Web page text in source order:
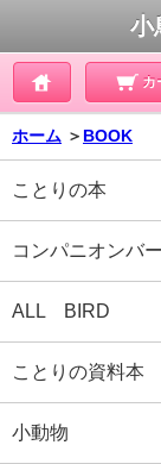
小
カ
ホーム ＞ BOOK
ことりの本
コンパニオンバ
ALL BIRD
ことりの資料本
小動物